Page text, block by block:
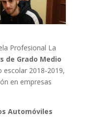
Profesional La
de Grado Medio
escolar 2018-2019,
en empresas
Automóviles